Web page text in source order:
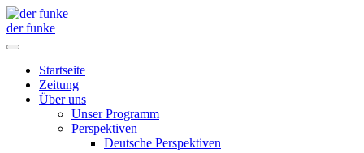
der funke
Startseite
Zeitung
Über uns
Unser Programm
Perspektiven
Deutsche Perspektiven